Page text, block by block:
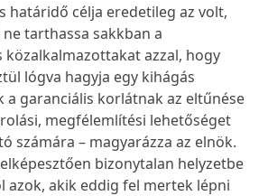
határidő célja eredetileg az volt,
tarthassa sakkban a
közalkalmazottakat azzal, hogy
lógva hagyja egy kihágás
a garanciális korlátnak az eltűnése
megfélemlítési lehetőséget
számára – magyarázza az elnök.
bizonytalan helyzetbe
azok, akik eddig fel mertek lépni